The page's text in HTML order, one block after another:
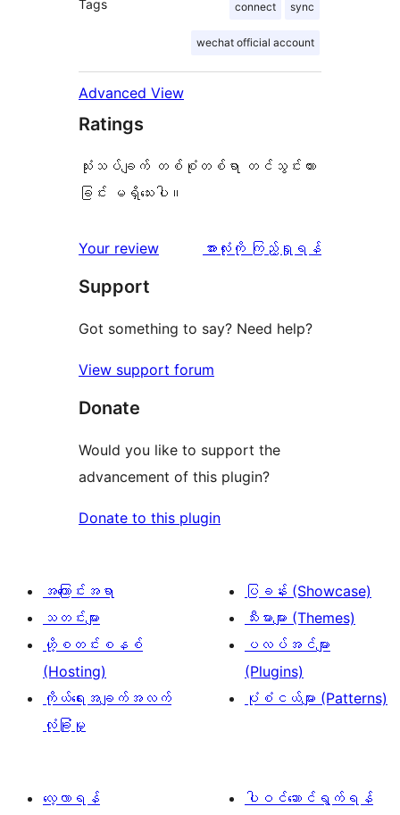
Tags connect sync
wechat official account
Advanced View
Ratings
သုံးသပ်ချက် တစ်စုံတစ်ရာ တင်သွင်းထား
ခြင်း မရှိသေးပါ။
Your review
သုံးသပ်
အားလုံးကို ကြည့်ရှုရန်
Support
Got something to say? Need help?
View support forum
Donate
Would you like to support the
advancement of this plugin?
Donate to this plugin
အကြောင်းအရာ
သတင်းများ
ဟို့စတင်းစနစ်
(Hosting)
ကိုယ်ရေးအချက်အလက်
လုံခြုံမှု
ပြခန်း (Showcase)
သီးမားများ (Themes)
ပလပ်အင်များ
(Plugins)
ပုံစံငယ်များ (Patterns)
လေ့လာရန်
ပါဝင်ဆောင်ရွက်ရန်